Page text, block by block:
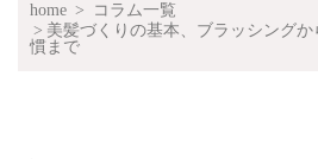
home
コラム一覧
美髪づくりの基本、ブラッシング
慣まで